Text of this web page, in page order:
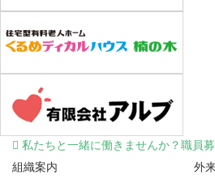
私たちと一緒に働きませんか？職員
組織案内
外